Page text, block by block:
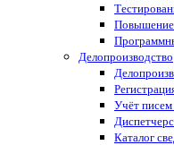
Повышение
Делопроизводство
Учёт
Каталог